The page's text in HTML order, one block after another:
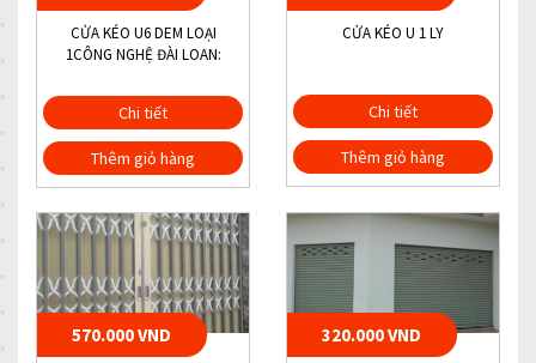
CỬA KÉO U6 DEM LOẠI
1CÔNG NGHỆ ĐÀI LOAN:
Chi tiết
Thêm giỏ hàng
CỬA KÉO U 1 LY
Chi tiết
Thêm giỏ hàng
570.000 VND 320.000 VND